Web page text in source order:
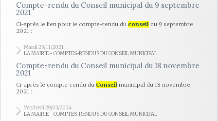
Compte-rendu du Conseil municipal du 9 septembre
2021
Ci-après le lien pour le compte-rendu du conseil du 9 septembre
2021 :
Mardi 23/11/2021
LA MAIRIE - COMPTES-RENDUS DU CONSEIL MUNICIPAL
Compte-rendu du Conseil municipal du 18 novembre
2021
Ci-après le compte-rendu du Conseil municipal du 18 novembre
2021 :
Vendredi 29/03/2024
LA MAIRIE - COMPTES-RENDUS DU CONSEIL MUNICIPAL